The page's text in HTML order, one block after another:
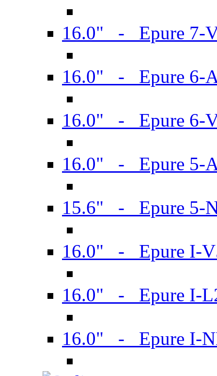
16.0" - Epure 7-
16.0" - Epure 6-
16.0" - Epure 6-
16.0" - Epure 5-
15.6" - Epure 5-
16.0" - Epure I-
16.0" - Epure I-
16.0" - Epure I-